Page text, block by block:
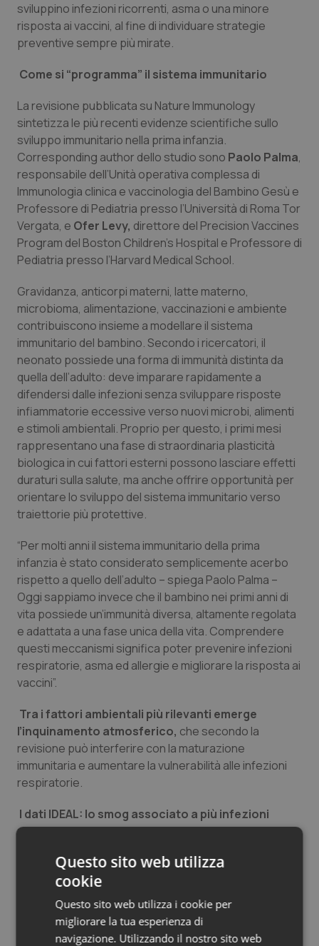
Veneto
Oncoematologia
Psoriasi & pelle
Quotidiano Cardiologia
Quotidiano Chirurgia
Quotidiano Oncologia
Quotidiano Pediatria
Rene & patologie urogenitali
Salute orale & impianti
Sangue & coagulazione
Tiroide
Tumore al seno
Tumore ovarico
Tumori del Polmone & Testa Collo
Tumori gastrointestinali
Ulcera & Reflusso
Vaccini
sviluppino infezioni ricorrenti, asma o una minore
risposta ai vaccini, al fine di individuare strategie
preventive sempre più mirate.
Come si “programma” il sistema immunitario
La revisione pubblicata su Nature Immunology
sintetizza le più recenti evidenze scientifiche sullo
sviluppo immunitario nella prima infanzia.
Corresponding author dello studio sono Paolo Palma,
responsabile dell’Unità operativa complessa di
Immunologia clinica e vaccinologia del Bambino Gesù e
Professore di Pediatria presso l’Università di Roma Tor
Vergata, e Ofer Levy, direttore del Precision Vaccines
Program del Boston Children’s Hospital e Professore di
Pediatria presso l’Harvard Medical School.
Gravidanza, anticorpi materni, latte materno,
microbioma, alimentazione, vaccinazioni e ambiente
contribuiscono insieme a modellare il sistema
immunitario del bambino. Secondo i ricercatori, il
neonato possiede una forma di immunità distinta da
quella dell’adulto: deve imparare rapidamente a
difendersi dalle infezioni senza sviluppare risposte
infiammatorie eccessive verso nuovi microbi, alimenti
e stimoli ambientali. Proprio per questo, i primi mesi
rappresentano una fase di straordinaria plasticità
biologica in cui fattori esterni possono lasciare effetti
duraturi sulla salute, ma anche offrire opportunità per
orientare lo sviluppo del sistema immunitario verso
traiettorie più protettive.
“Per molti anni il sistema immunitario della prima
infanzia è stato considerato semplicemente acerbo
rispetto a quello dell’adulto – spiega Paolo Palma –
Oggi sappiamo invece che il bambino nei primi anni di
vita possiede un’immunità diversa, altamente regolata
e adattata a una fase unica della vita. Comprendere
questi meccanismi significa poter prevenire infezioni
respiratorie, asma ed allergie e migliorare la risposta ai
vaccini”.
Tra i fattori ambientali più rilevanti emerge
l’inquinamento atmosferico, che secondo la
revisione può interferire con la maturazione
immunitaria e aumentare la vulnerabilità alle infezioni
respiratorie.
I dati IDEAL: lo smog associato a più infezioni
respiratorie
A confermarlo sono anche i primi risultati della coorte
romana del progetto IDEAL, presentati al congresso
Pediatric Academic Societies 2026 di Boston. I dati
preliminari del Bambino Gesù mostrano
un’associazione significativa tra esposizione agli
Questo sito web utilizza
cookie
Questo sito web utilizza i cookie per
migliorare la tua esperienza di
navigazione. Utilizzando il nostro sito web